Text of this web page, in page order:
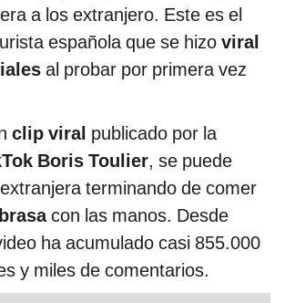
a los extranjero. Este es el
española que se hizo viral
al probar por primera vez
clip viral publicado por la
Boris Toulier, se puede
terminando de comer
con las manos. Desde
ha acumulado casi 855.000
y miles de comentarios.